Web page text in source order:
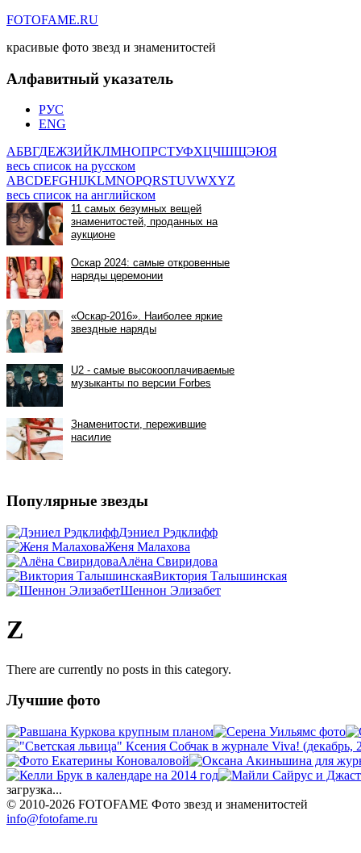
FOTOFAME.RU
красивые фото звезд и знаменитостей
Алфавитный указатель
РУС
ENG
АБВГДЕЖЗИЙКЛМНОПРСТУФХЦЧШЩЭЮЯ
весь список на русском
ABCDEFGHIJKLMNOPQRSTUVWXYZ
весь список на английском
Популярные звезды
Дэниел Рэдклифф
Женя Малахова
Алёна Свиридова
Виктория Талышинская
Шеннон Элизабет
Z
There are currently no posts in this category.
Лучшие фото
загрузка...
© 2010-2026 FOTOFAME Фото звезд и знаменитостей
info@fotofame.ru